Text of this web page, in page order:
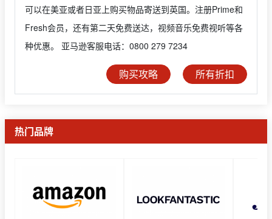
可以在美亚或者日亚上购买物品寄送到英国。注册Prime和
Fresh会员，还有第二天免费送达，视频音乐免费视听等各
种优惠。 亚马逊客服电话：0800 279 7234
购买攻略 所有折扣
热门品牌